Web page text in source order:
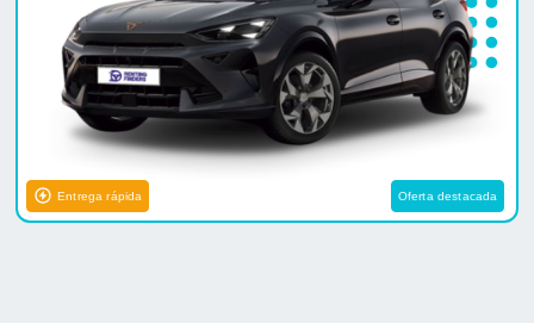
Entrega rápida Oferta destacada